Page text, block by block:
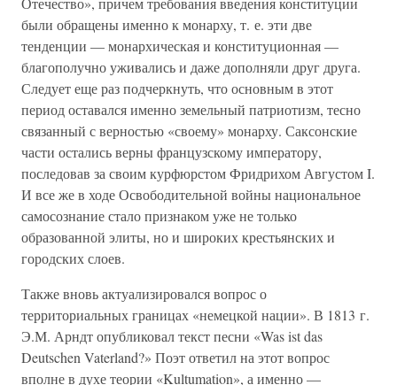
были обращены именно к монарху, т. е. эти две
тенденции — монархическая и конституционная —
благополучно уживались и даже дополняли друг друга.
Следует еще раз подчеркнуть, что основным в этот
период оставался именно земельный патриотизм, тесно
связанный с верностью «своему» монарху. Саксонские
части остались верны французскому императору,
последовав за своим курфюрстом Фридрихом Августом I.
И все же в ходе Освободительной войны национальное
самосознание стало признаком уже не только
образованной элиты, но и широких крестьянских и
городских слоев.
Также вновь актуализировался вопрос о
территориальных границах «немецкой нации». В 1813 г.
Э.М. Арндт опубликовал текст песни «Was ist das
Deutschen Vaterland?» Поэт ответил на этот вопрос
вполне в духе теории «Kultumation», а именно —